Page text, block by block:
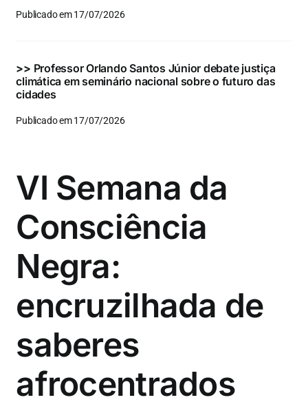
Publicado em 17/07/2026
>> Professor Orlando Santos Júnior debate justiça
climática em seminário nacional sobre o futuro das
cidades
Publicado em 17/07/2026
VI Semana da
Consciência
Negra:
encruzilhada de
saberes
afrocentrados